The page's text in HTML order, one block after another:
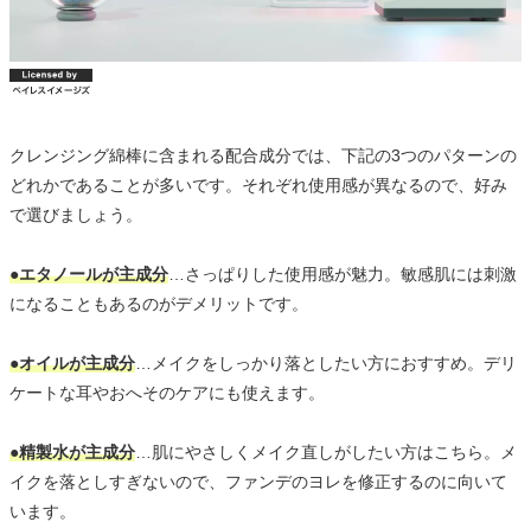
クレンジング綿棒に含まれる配合成分では、下記の3つのパターンの
どれかであることが多いです。それぞれ使用感が異なるので、好み
で選びましょう。
●エタノールが主成分 …さっぱりした使用感が魅力。敏感肌には刺激
になることもあるのがデメリットです。
●オイルが主成分 …メイクをしっかり落としたい方におすすめ。デリ
ケートな耳やおへそのケアにも使えます。
●精製水が主成分 …肌にやさしくメイク直しがしたい方はこちら。メ
イクを落としすぎないので、ファンデのヨレを修正するのに向いて
います。